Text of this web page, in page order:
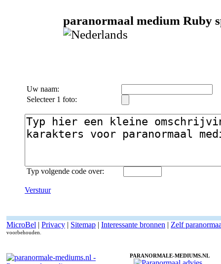
paranormaal medium Ruby
Uw naam:
Selecteer 1 foto:
Typ volgende code over:
Verstuur
MicroBel | Privacy | Sitemap | Interessante bronnen | Zelf
voorbehouden.
PARANORMALE-MEDIUMS.NL